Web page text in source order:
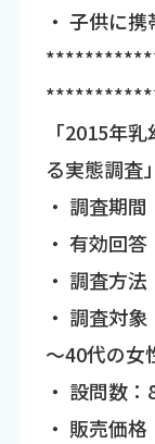
・ 子供に
「2015年
る実態調査」
・ 調査期
・ 有効回
・ 調査方
・ 調査対
～40代の女
・ 設問数：
・ 販売価